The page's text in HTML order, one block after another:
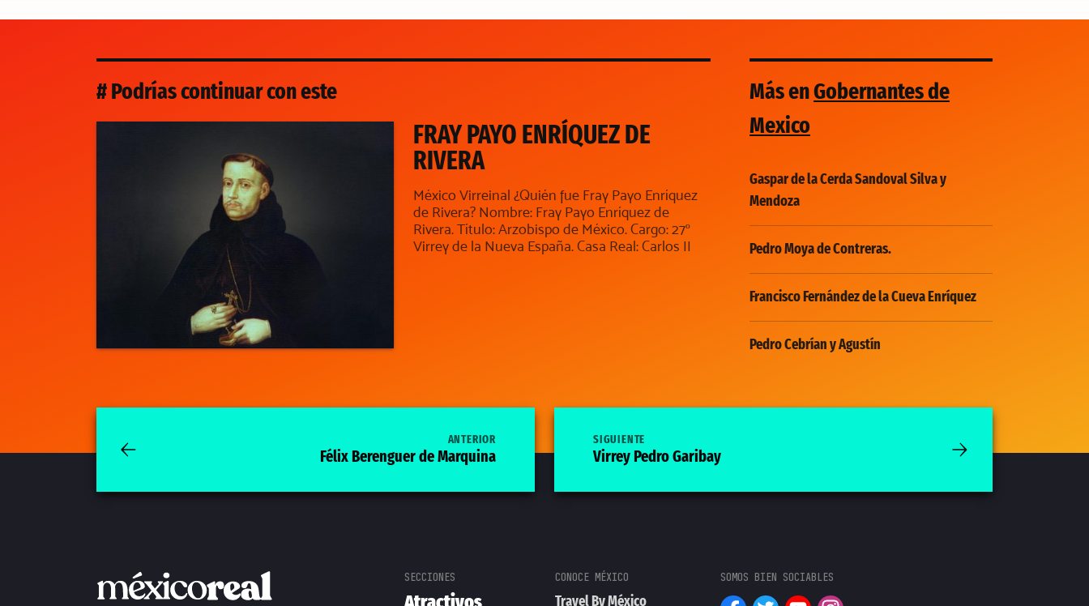
# Podrías continuar con este
FRAY PAYO ENRÍQUEZ DE
RIVERA
México Virreinal ¿Quién fue Fray Payo Enríquez
de Rivera? Nombre: Fray Payo Enríquez de
Rivera. Título: Arzobispo de México. Cargo: 27º
Virrey de la Nueva España. Casa Real: Carlos II
Más enGobernantes de
Mexico
Gaspar de la Cerda Sandoval Silva y
Mendoza
Pedro Moya de Contreras.
Francisco Fernández de la Cueva Enríquez
Pedro Cebrían y Agustín
ANTERIOR
Félix Berenguer de Marquina
SIGUIENTE
Virrey Pedro Garibay
Travel By México